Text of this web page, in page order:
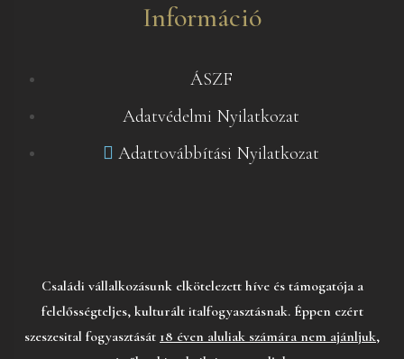
Információ
ÁSZF
Adatvédelmi Nyilatkozat
Adattovábbítási Nyilatkozat
Családi vállalkozásunk elkötelezett híve és támogatója a
felelősségteljes, kulturált italfogyasztásnak. Éppen ezért
szeszesital fogyasztását 18 éven aluliak számára nem ajánljuk,